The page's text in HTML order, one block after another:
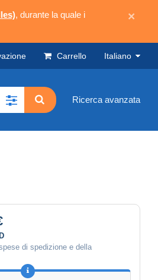
, durante la quale i
×
Carrello Italiano
Ricerca avanzata
di spedizione e della